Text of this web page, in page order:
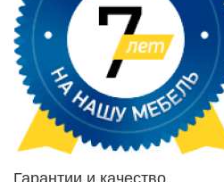
Гарантии и качество